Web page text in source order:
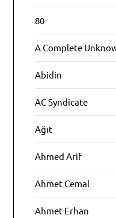
80
A Complete
Abidin
AC Syndicate
Ağıt
Ahmed Arif
Ahmet Cemal
Ahmet Erhan